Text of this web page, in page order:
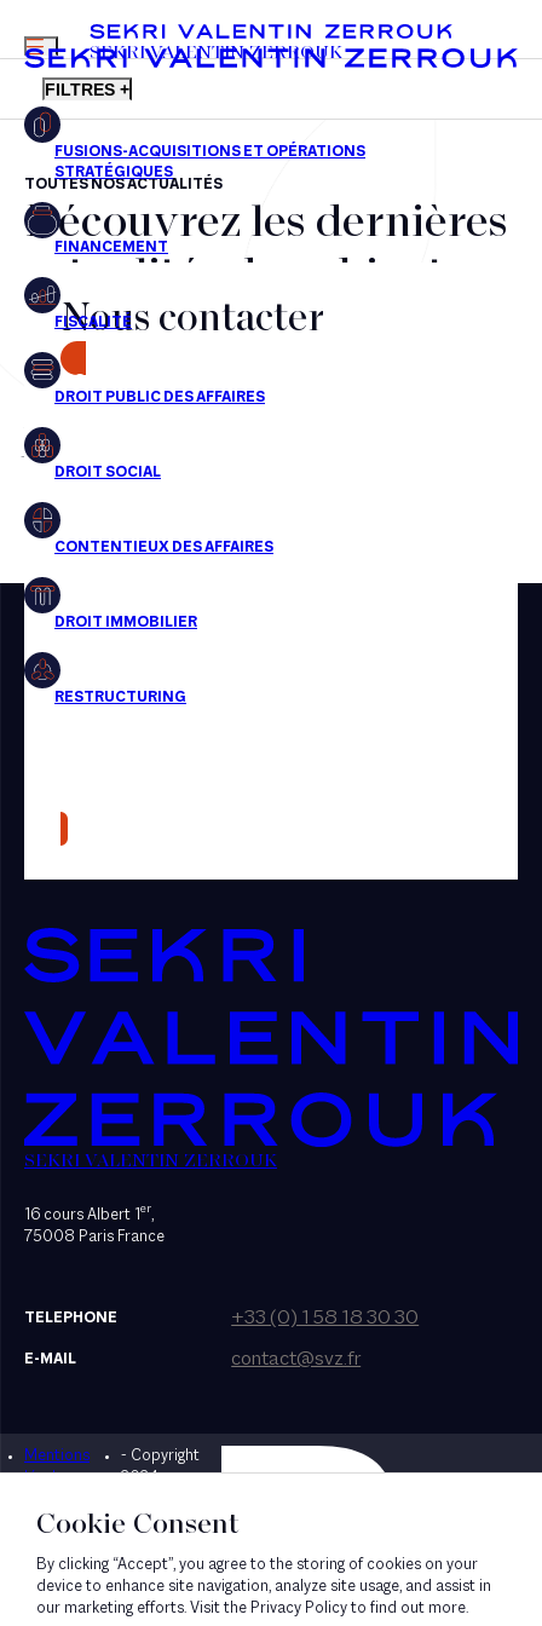
FR EN
MENU
SEKRI VALENTIN ZERROUK
FILTRES +
Fusions-acquisitions et opérations stratégiques
Financement
Fiscalité
Droit public des affaires
Droit social
Droit immobilier
Restructuring
Presse
TOUTES NOS ACTUALITÉS
Découvrez les dernières
actualités du cabinet,
nos récompenses et nos
transactions, jour après
jour
Aucun résultats pour cette recherche
Nous contacter
SEKRI VALENTIN ZERROUK
16 cours Albert 1er,
75008 Paris France
TELEPHONE +33 (0) 1 58 18 30 30
E-MAIL contact@svz.fr
Mentions
légales
- Copyright
2024
Designed by Bonhomme
Cookie Consent
By clicking “Accept”, you agree to the storing of cookies on your
device to enhance site navigation, analyze site usage, and assist in
our marketing efforts. Visit the Privacy Policy to find out more.